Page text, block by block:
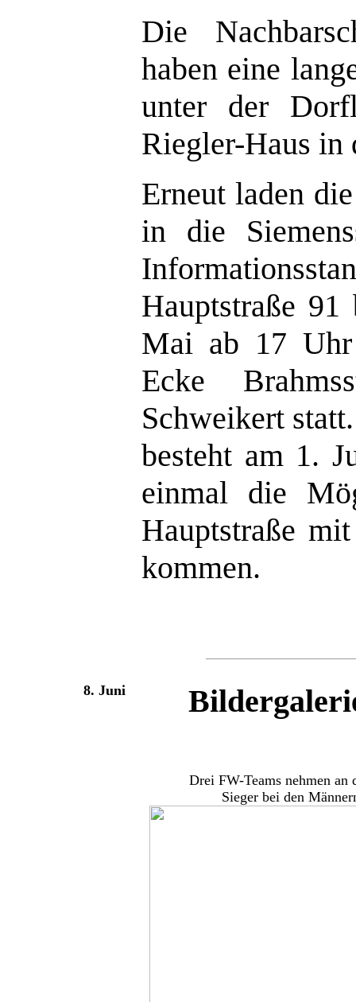
Die
haben eine
unter der
Riegler-Haus in
Erneut laden
in die
Hauptstraße
Mai ab 17 Uhr
Ecke
Schweikert
besteht am 1.
einmal die
Hauptstraße
kommen.
8. Juni
Drei FW-Teams nehmen
Sieger bei den